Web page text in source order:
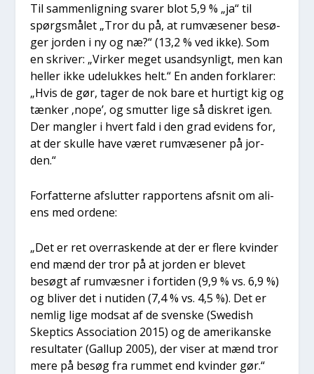
Til sam­men­lig­ning sva­rer blot 5,9 % „ja“ til
spørgs­må­let „Tror du på, at rumvæ­se­ner besø­
ger jor­den i ny og næ?“ (13,2 % ved ikke). Som
en skri­ver: „Vir­ker meget usand­syn­ligt, men kan
hel­ler ikke ude­luk­kes helt.“ En anden for­kla­rer:
„Hvis de gør, tager de nok bare et hur­tigt kig og
tæn­ker ‚nope’, og smut­ter lige så diskret igen.
Der mang­ler i hvert fald i den grad evi­dens for,
at der skul­le have været rumvæ­se­ner på jor­
den.“
For­fat­ter­ne afslut­ter rap­por­tens afsnit om ali­
ens med orde­ne:
„Det er ret over­ra­sken­de at der er fle­re kvin­der
end mænd der tror på at jor­den er ble­vet
besøgt af rumvæs­ner i for­ti­den (9,9 % vs. 6,9 %)
og bli­ver det i nuti­den (7,4 % vs. 4,5 %). Det er
nem­lig lige mod­sat af de sven­ske (Swe­dish
Skep­ti­cs Asso­ci­a­tion 2015) og de ame­ri­kan­ske
resul­ta­ter (Gal­lup 2005), der viser at mænd tror
mere på besøg fra rum­met end kvin­der gør.“